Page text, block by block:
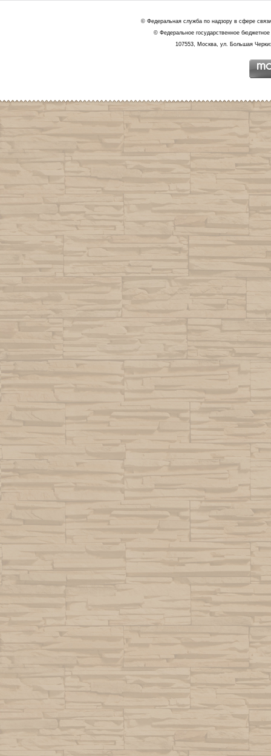
© Федеральная служба по надзору в сфере
© Федеральное государственное
107553, Москва, ул. Большая